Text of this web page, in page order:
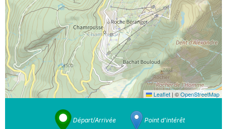
Leaflet | ©OpenStreetMap
Départ/Arrivée Point d'intérêt